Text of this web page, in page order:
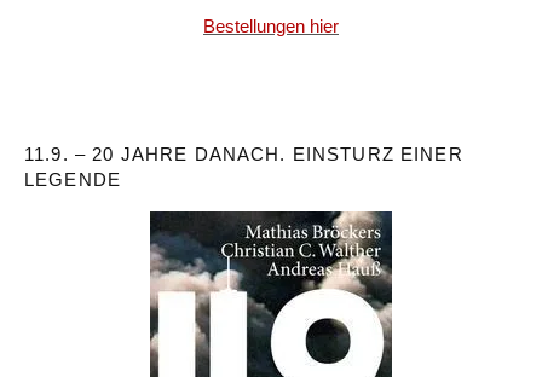
Bestellungen hier
11.9. – 20 JAHRE DANACH. EINSTURZ EINER
LEGENDE